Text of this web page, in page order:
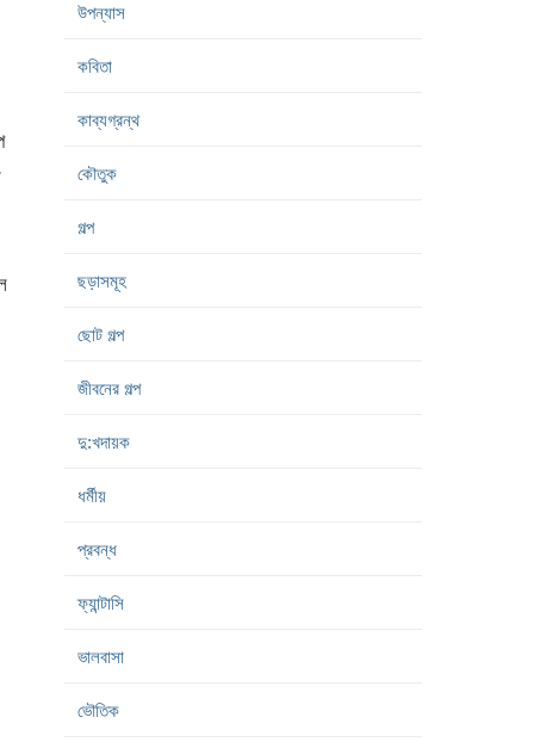
উপন্যাস
কবিতা
কাব্যগ্রন্থ
কৌতুক
গল্প
ছড়াসমূহ
ছোট গল্প
জীবনের গল্প
দু:খদায়ক
ধর্মীয়
প্রবন্ধ
ফ্যান্টাসি
ভালবাসা
ভৌতিক